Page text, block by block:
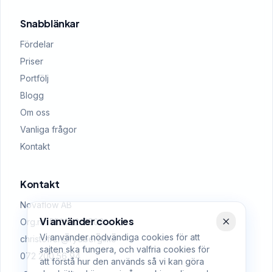
Snabblänkar
Fördelar
Priser
Portfölj
Blogg
Om oss
Vanliga frågor
Kontakt
Kontakt
Novaflow AB
Org.nr: 559522-0509
christoffer@rydberg.me
072 200 56 94
Vi använder cookies
Vi använder nödvändiga cookies för att
sajten ska fungera, och valfria cookies för
att förstå hur den används så vi kan göra